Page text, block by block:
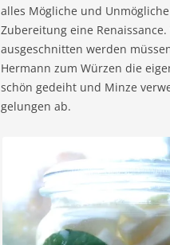
alles Mögliche und
Zubereitung eine
ausgeschnitten werden
Hermann zum Würzen die
schön gedeiht und Minze
gelungen ab.